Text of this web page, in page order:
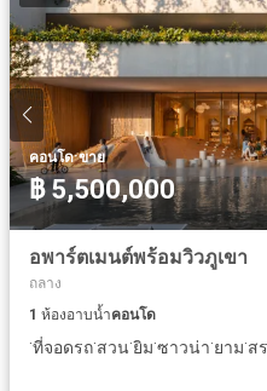
คอนโด·ขาย
฿ 5,500,000
อพาร์ตเมนต์พร้อมวิวภูเขา
ถลาง
1 ห้องอาบน้ำคอนโด
·ที่จอดรถ·สวน·ยิม·ซาวน่า·ยาม·ส